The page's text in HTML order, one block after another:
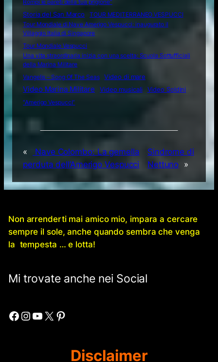
Rompi le pareti della tua prigione”
Storia del San Marco
TOUR MEDITERRANEO VESPUCCI
Tour Mondiale di Nave Amerigo Vespucci: inaugurato il
Villaggio Italia di Singapore
Tour Mondiale Vespucci
Una vita straordinaria inizia con una scelta: Scuola Sottufficiali
della Marina Militare
Vangelis – Song Of The Seas
Video di mare
Video Marina Militare Video musicali
Video Soldini
“Amerigo Vespucci”
«
Nave Colombo: La gemella
perduta dell’Amerigo Vespucci
Sindrome di
Nettuno »
Non arrenderti mai amico mio, impara a cercare
sempre il sole, anche quando sembra che venga
la tempesta … e lotta!
Mi trovate anche nei Social
Facebook Instagram YouTube X Pinterest
Disclaimer